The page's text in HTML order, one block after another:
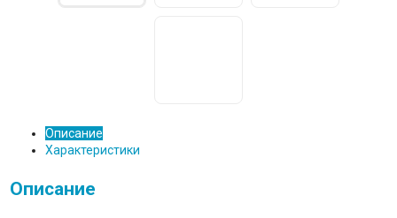
Описание
Характеристики
Описание